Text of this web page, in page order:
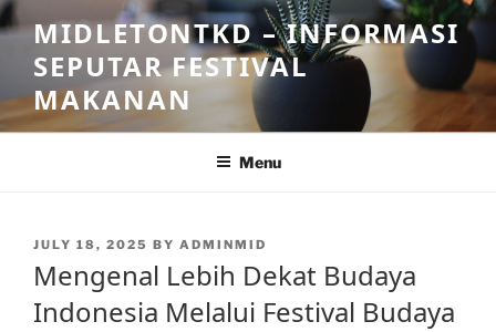
Skip
to
content
MIDLETONTKD – INFORMASI
SEPUTAR FESTIVAL
MAKANAN
Menu
POSTED
JULY 18, 2025 BY ADMINMID
Mengenal Lebih Dekat Budaya
Indonesia Melalui Festival Budaya